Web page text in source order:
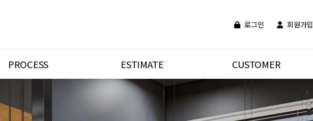
로그인 회원가입
PROCESS ESTIMATE
주거공간 견적신청
CUSTOMER
공지사항
비회원문의